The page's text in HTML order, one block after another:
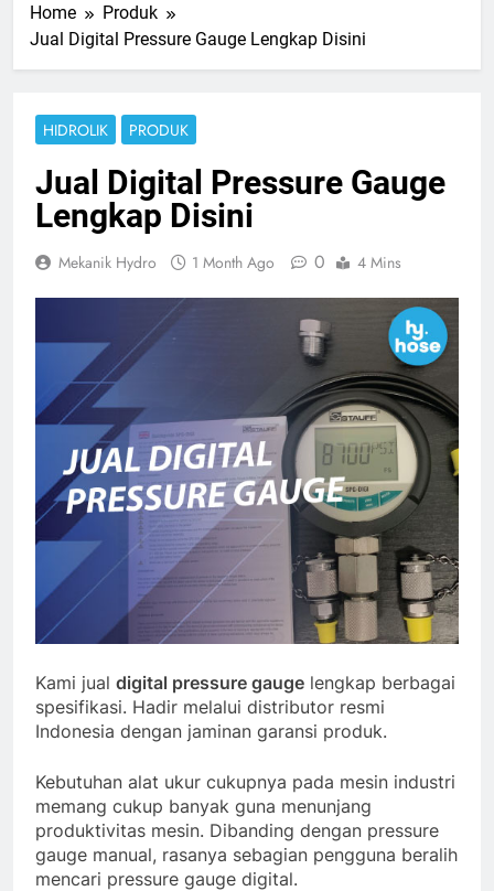
Home
Produk
Jual Digital Pressure Gauge Lengkap Disini
HIDROLIK PRODUK
Jual Digital Pressure Gauge
Lengkap Disini
Mekanik Hydro 1 Month Ago 0 4 Mins
Kami jual digital pressure gauge lengkap berbagai
spesifikasi. Hadir melalui distributor resmi
Indonesia dengan jaminan garansi produk.
Kebutuhan alat ukur cukupnya pada mesin industri
memang cukup banyak guna menunjang
produktivitas mesin. Dibanding dengan pressure
gauge manual, rasanya sebagian pengguna beralih
mencari pressure gauge digital.